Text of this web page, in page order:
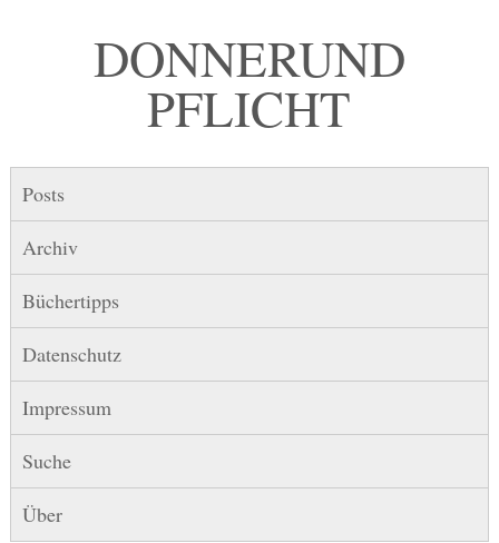
DONNER UND
PFLICHT
Posts
Archiv
Büchertipps
Datenschutz
Impressum
Suche
Über